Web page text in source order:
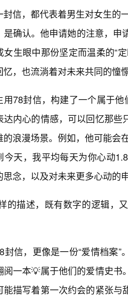
封信，都代表着男生对女生的
是确认。他申请她的注意，
女生眼中那份坚定而温柔的“
忆，也流淌着对未来共同的憧
用78封信，构建了一个属于
达内心的情感，可以回忆那
的浪漫场景。例如，他可能会
今天，我平均每天为你心动
思念，以及对未来更多心动的
的描述，既有数字的逻辑，
封信，更像是一份“爱情档案
阅一本💡属于他们的爱情史
能描写着第一次约会的紧张